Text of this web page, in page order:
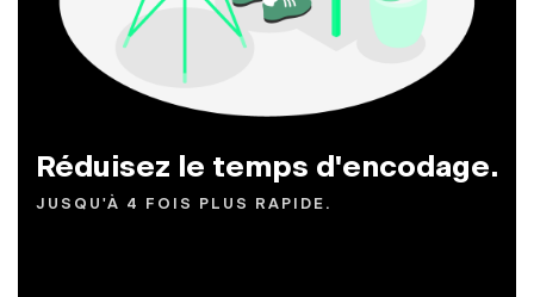
Réduisez le temps d'encodage.
JUSQU'À 4 FOIS PLUS RAPIDE.